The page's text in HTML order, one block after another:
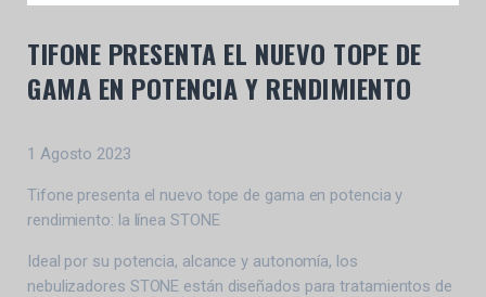
TIFONE PRESENTA EL NUEVO TOPE DE
GAMA EN POTENCIA Y RENDIMIENTO
1 Agosto 2023
Tifone presenta el nuevo tope de gama en potencia y
rendimiento: la línea STONE
Ideal por su potencia, alcance y autonomía, los
nebulizadores STONE están diseñados para tratamientos de